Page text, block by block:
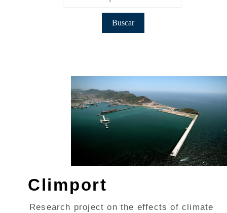
Climport
Research project on the effects of climate